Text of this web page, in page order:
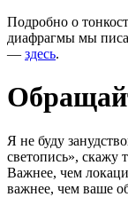
Подробно о
диафрагмы мы
— здесь.
Я не буду
светопись», скажу
Важнее, чем
важнее, чем ваше